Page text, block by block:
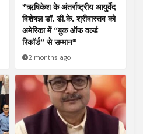
*ऋषिकेश के अंतर्राष्ट्रीय आयुर्वेद
विशेषज्ञ डॉ. डी.के. श्रीवास्तव को
अमेरिका में “बुक ऑफ वर्ल्ड
रिकॉर्ड” से सम्मान*
2 months ago